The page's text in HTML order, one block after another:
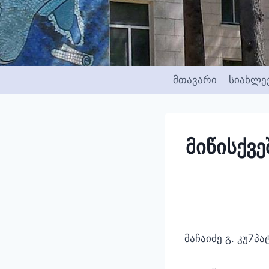
Skip
to
content
მთავარი
მაჩაიძე გ.